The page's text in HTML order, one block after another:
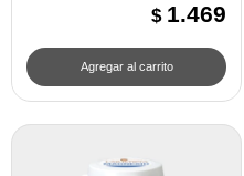
$ 1.469